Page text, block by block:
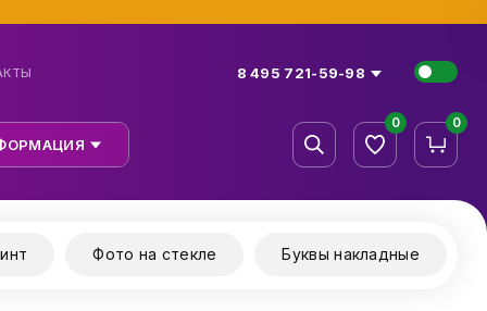
8 495 721-59-98
0 0
Фото на стекле Буквы накладные